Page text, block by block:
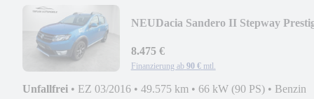
NEUDacia Sandero II Stepway
8.475 €
Finanzierung ab 90 € mtl.
Unfallfrei • EZ 03/2016 • 49.575 km • 66 kW (90 PS) • Benzin